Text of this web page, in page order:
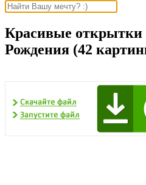
Красивые
Рождения (42